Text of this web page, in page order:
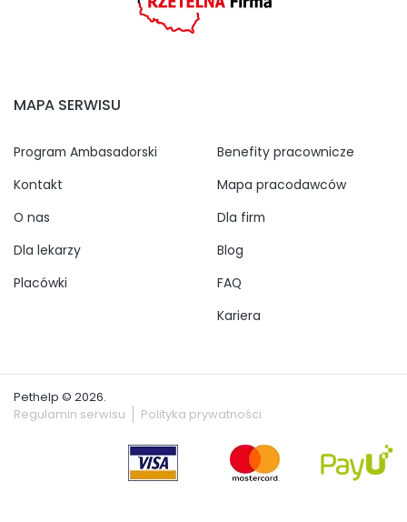
MAPA SERWISU
Program Ambasadorski
Kontakt
O nas
Dla lekarzy
Placówki
Benefity pracownicze
Mapa pracodawców
Dla firm
Blog
FAQ
Kariera
Pethelp © 2026.
Regulamin serwisu
Polityka prywatności